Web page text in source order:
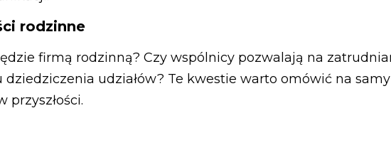
rodzinne
firmą rodzinną? Czy wspólnicy pozwalają na
dziedziczenia udziałów? Te kwestie warto omówić na
przyszłości.